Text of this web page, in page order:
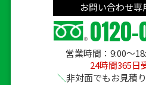
お問い合わせ専
営業時間：9:00〜
24時間365日
非対面でもお見積